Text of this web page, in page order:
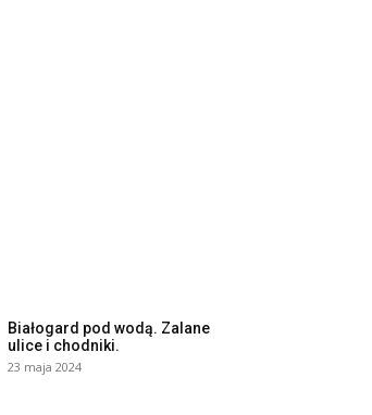
Białogard pod wodą. Zalane
ulice i chodniki.
23 maja 2024